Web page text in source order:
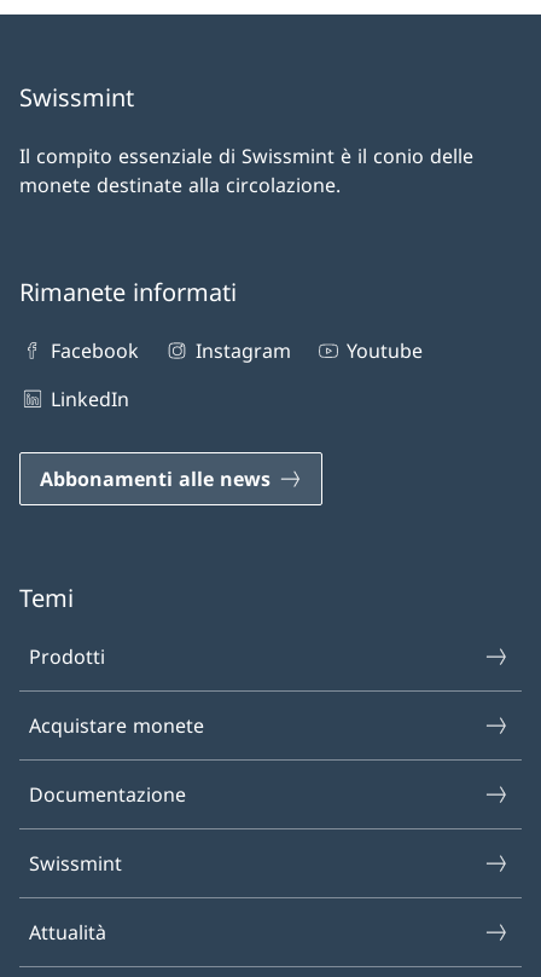
Swissmint
Il compito essenziale di Swissmint è il conio delle
monete destinate alla circolazione.
Rimanete informati
Facebook Instagram
Youtube
LinkedIn
Abbonamenti alle news
Temi
Prodotti
Acquistare monete
Documentazione
Swissmint
Attualità